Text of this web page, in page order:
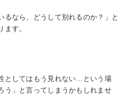
るなら、どうして別れるのか？」と
ます。
としてはもう見れない…という場
う」と言ってしまうかもしれませ